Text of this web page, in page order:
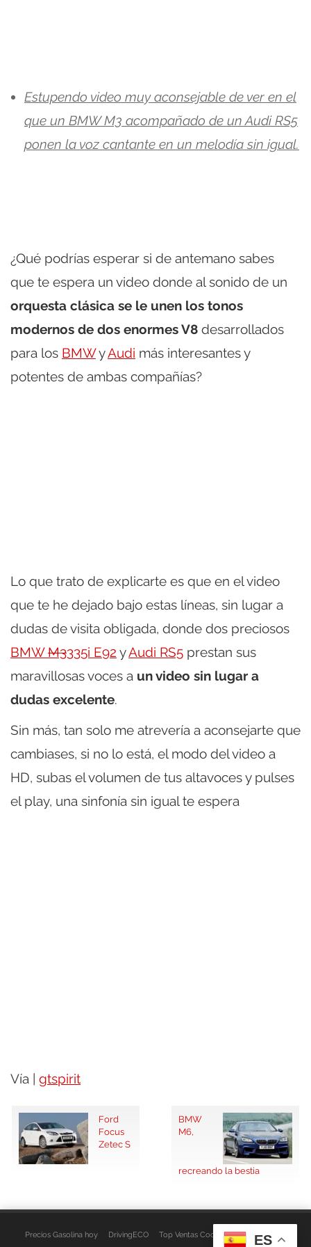
Estupendo video muy aconsejable de ver en el
que un BMW M3 acompañado de un Audi RS5
ponen la voz cantante en un melodía sin igual.
¿Qué podrías esperar si de antemano sabes
que te espera un video donde al sonido de un
orquesta clásica se le unen los tonos
modernos de dos enormes V8 desarrollados
para los BMWyAudi más interesantes y
potentes de ambas compañías?
Lo que trato de explicarte es que en el video
que te he dejado bajo estas líneas, sin lugar a
dudas de visita obligada, donde dos preciosos
BMWM3335i E92 yAudi RS5 prestan sus
maravillosas voces a un video sin lugar a
dudas excelente.
Sin más, tan solo me atrevería a aconsejarte que
cambiases, si no lo está, el modo del video a
HD, subas el volumen de tus altavoces y pulses
el play, una sinfonía sin igual te espera
Vía | gtspirit
Ford
Focus
Zetec S
BMW
M6,
recreando la bestia
Precios Gasolina hoy DrivingECO Top Ventas Coches EspacioFurgo
ES